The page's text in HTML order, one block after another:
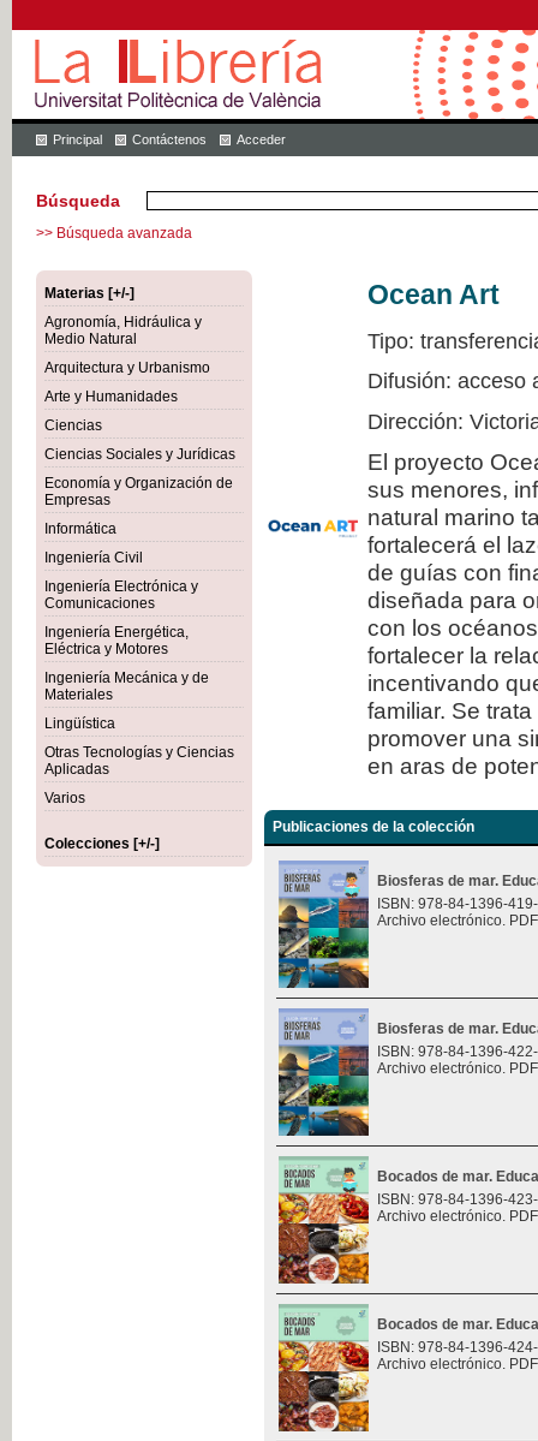
Principal Contáctenos Acceder
Búsqueda
>> Búsqueda avanzada
Materias [+/-]
Agronomía, Hidráulica y
Medio Natural
Arquitectura y Urbanismo
Arte y Humanidades
Ciencias
Ciencias Sociales y Jurídicas
Economía y Organización de
Empresas
Informática
Ingeniería Civil
Ingeniería Electrónica y
Comunicaciones
Ingeniería Energética,
Eléctrica y Motores
Ingeniería Mecánica y de
Materiales
Lingüística
Otras Tecnologías y Ciencias
Aplicadas
Varios
Colecciones [+/-]
Ocean Art
Tipo:
Difusión: acceso
Dirección:
El proyecto
sus menores,
natural marino
fortalecerá el
de guías con
diseñada para
con los
fortalecer la
incentivando
familiar. Se
promover una
en aras de
Publicaciones de la colección
Biosferas de mar.
ISBN: 978-84-1396-
Archivo electrónico.
Biosferas de mar.
ISBN: 978-84-1396-
Archivo electrónico.
Bocados de mar.
ISBN: 978-84-1396-
Archivo electrónico.
Bocados de mar.
ISBN: 978-84-1396-
Archivo electrónico.